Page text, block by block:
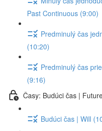
Past Continuous (9:00)
Predminulý čas
(10:20)
Predminulý čas
(9:16)
Časy: Budúci čas |
Budúci čas | Will